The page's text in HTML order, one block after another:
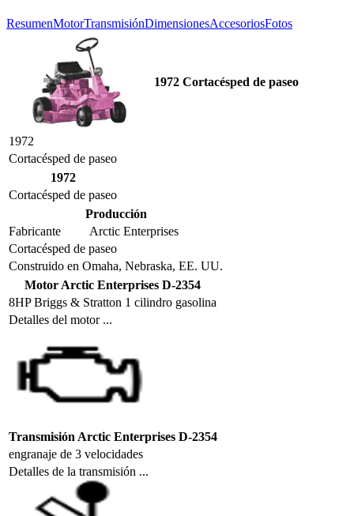
ResumenMotorTransmisiónDimensionesAccesoriosFotos
1972 Cortacésped de paseo
1972
Cortacésped de paseo
1972
Cortacésped de paseo
Producción
Fabricante
Arctic Enterprises
Cortacésped de paseo
Construido en Omaha, Nebraska, EE. UU.
Motor Arctic Enterprises D-2354
8HP Briggs & Stratton 1 cilindro gasolina
Detalles del motor ...
Transmisión Arctic Enterprises D-2354
engranaje de 3 velocidades
Detalles de la transmisión ...